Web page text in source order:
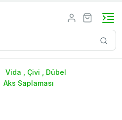
Vida , Çivi , Dübel
Aks Saplaması